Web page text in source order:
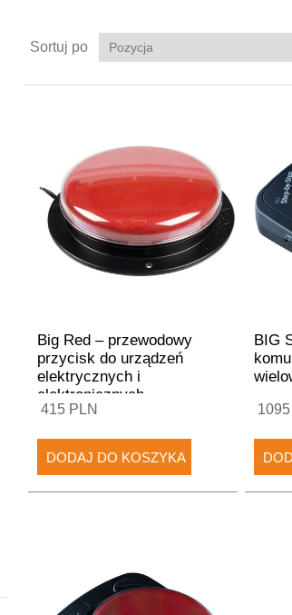
Sortuj po
Big Red – przewodowy
przycisk do urządzeń
elektrycznych i
elektronicznych
415 PLN
BIG